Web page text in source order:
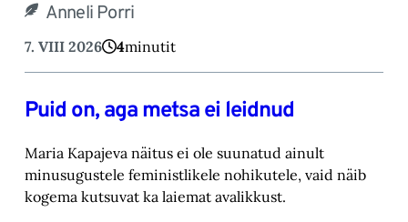
Anneli Porri
7. VIII 2026 4minutit
Puid on, aga metsa ei leidnud
Maria Kapajeva näitus ei ole suunatud ainult
minusugustele feministlikele nohikutele, vaid ‎näib
kogema kutsuvat ka laiemat avalikkust.‎